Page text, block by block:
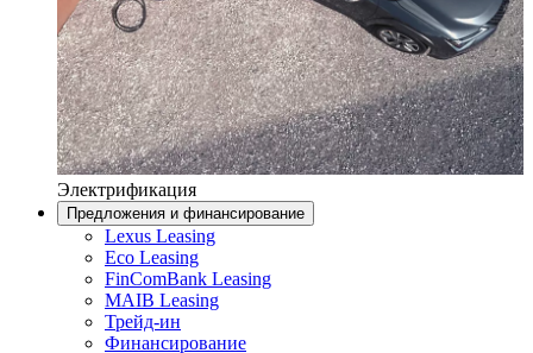
Электрификация
Предложения и финансирование
Lexus Leasing
Eco Leasing
FinComBank Leasing
MAIB Leasing
Трейд-ин
Финансирование